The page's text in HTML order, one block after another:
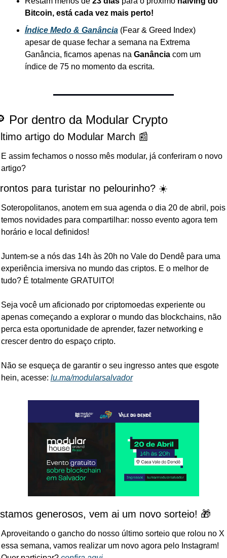
Bitcoin, está cada vez mais perto!
Índice Medo & Ganância (Fear & Greed Index)
apesar de quase fechar a semana na Extrema
Ganância, ficamos apenas na Ganância com um
índice de 75 no momento da escrita.
Por dentro da Modular Crypto
artigo do Modular March 📰
E assim fechamos o nosso mês modular, já conferiram o novo
artigo?
para turistar no pelourinho? ☀️
Soteropolitanos, anotem em sua agenda o dia 20 de abril, pois
temos novidades para compartilhar: nosso evento agora tem
horário e local definidos!
Juntem-se a nós das 14h às 20h no Vale do Dendê para uma
experiência imersiva no mundo das criptos. E o melhor de
tudo? É totalmente GRATUITO!
Seja você um aficionado por criptomoedas experiente ou
apenas começando a explorar o mundo das blockchains, não
perca esta oportunidade de aprender, fazer networking e
crescer dentro do espaço cripto.
Não se esqueça de garantir o seu ingresso antes que esgote
hein, acesse: lu.ma/modularsalvador
generosos, vem ai um novo sorteio! 🎁
Aproveitando o gancho do nosso último sorteio que rolou no X
essa semana, vamos realizar um novo agora pelo Instagram!